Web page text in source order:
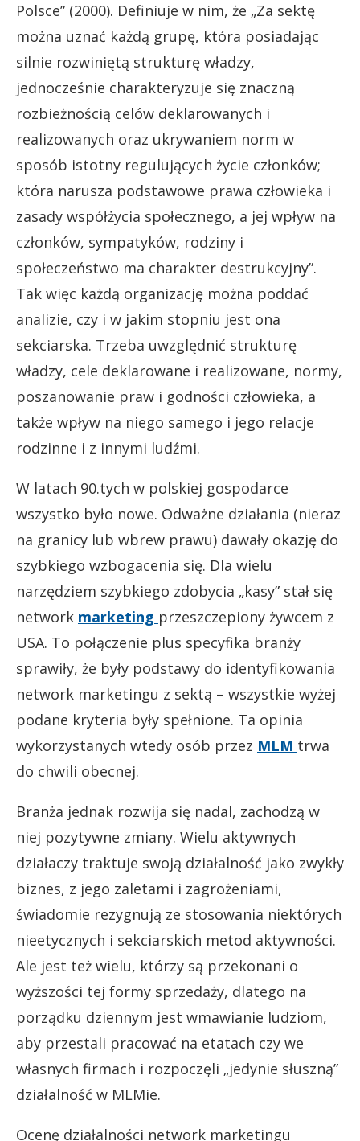
Polsce” (2000). Definiuje w nim, że „Za sektę
można uznać każdą grupę, która posiadając
silnie rozwiniętą strukturę władzy,
jednocześnie charakteryzuje się znaczną
rozbieżnością celów deklarowanych i
realizowanych oraz ukrywaniem norm w
sposób istotny regulujących życie członków;
która narusza podstawowe prawa człowieka i
zasady współżycia społecznego, a jej wpływ na
członków, sympatyków, rodziny i
społeczeństwo ma charakter destrukcyjny”.
Tak więc każdą organizację można poddać
analizie, czy i w jakim stopniu jest ona
sekciarska. Trzeba uwzględnić strukturę
władzy, cele deklarowane i realizowane, normy,
poszanowanie praw i godności człowieka, a
także wpływ na niego samego i jego relacje
rodzinne i z innymi ludźmi.
W latach 90.tych w polskiej gospodarce
wszystko było nowe. Odważne działania (nieraz
na granicy lub wbrew prawu) dawały okazję do
szybkiego wzbogacenia się. Dla wielu
narzędziem szybkiego zdobycia „kasy” stał się
network marketing przeszczepiony żywcem z
USA. To połączenie plus specyfika branży
sprawiły, że były podstawy do identyfikowania
network marketingu z sektą – wszystkie wyżej
podane kryteria były spełnione. Ta opinia
wykorzystanych wtedy osób przez MLM trwa
do chwili obecnej.
Branża jednak rozwija się nadal, zachodzą w
niej pozytywne zmiany. Wielu aktywnych
działaczy traktuje swoją działalność jako zwykły
biznes, z jego zaletami i zagrożeniami,
świadomie rezygnują ze stosowania niektórych
nieetycznych i sekciarskich metod aktywności.
Ale jest też wielu, którzy są przekonani o
wyższości tej formy sprzedaży, dlatego na
porządku dziennym jest wmawianie ludziom,
aby przestali pracować na etatach czy we
własnych firmach i rozpoczęli „jedynie słuszną”
działalność w MLMie.
Ocenę działalności network marketingu